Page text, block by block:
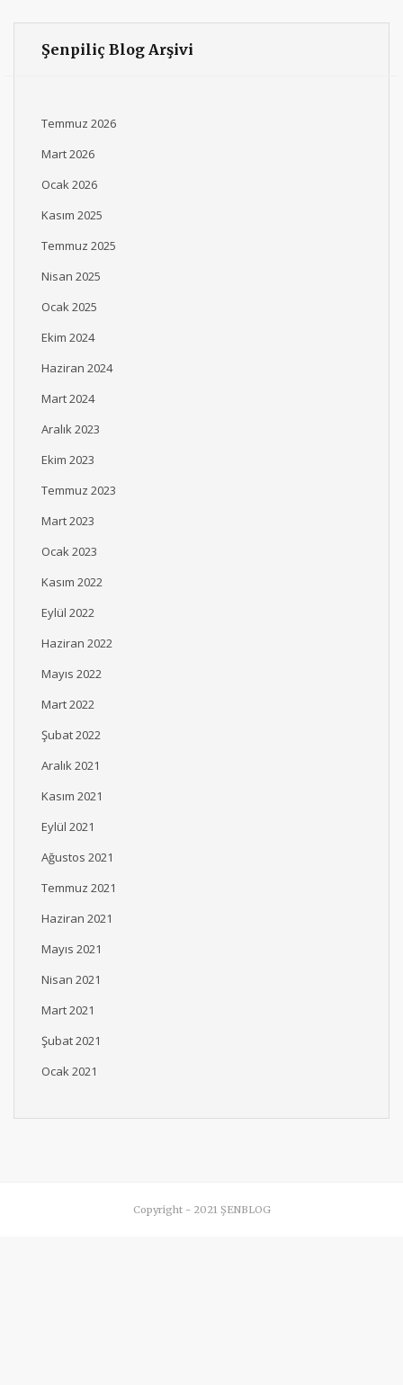
Şenpiliç Blog Arşivi
Temmuz 2026
Mart 2026
Ocak 2026
Kasım 2025
Temmuz 2025
Nisan 2025
Ocak 2025
Ekim 2024
Haziran 2024
Mart 2024
Aralık 2023
Ekim 2023
Temmuz 2023
Mart 2023
Ocak 2023
Kasım 2022
Eylül 2022
Haziran 2022
Mayıs 2022
Mart 2022
Şubat 2022
Aralık 2021
Kasım 2021
Eylül 2021
Ağustos 2021
Temmuz 2021
Haziran 2021
Mayıs 2021
Nisan 2021
Mart 2021
Şubat 2021
Ocak 2021
Copyright - 2021 ŞENBLOG